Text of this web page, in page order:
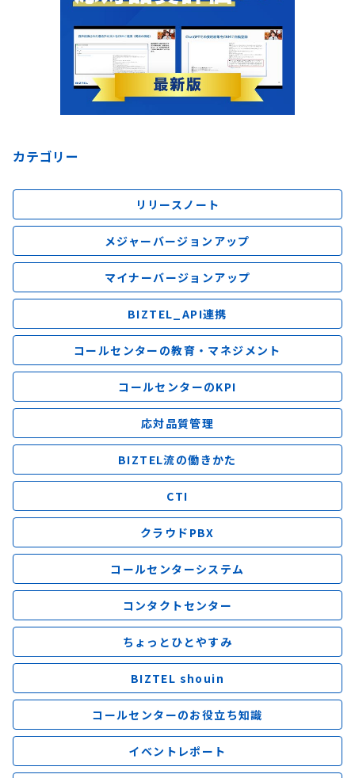
カテゴリー
リリースノート
メジャーバージョンアップ
マイナーバージョンアップ
BIZTEL_API連携
コールセンターの教育・マネジメント
コールセンターのKPI
応対品質管理
BIZTEL流の働きかた
CTI
クラウドPBX
コールセンターシステム
コンタクトセンター
ちょっとひとやすみ
BIZTEL shouin
コールセンターのお役立ち知識
イベントレポート